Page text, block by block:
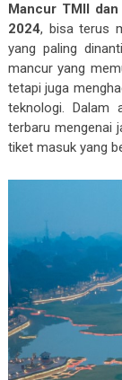
Mancur TMII
2024, bisa terus
yang paling
mancur yang
tetapi juga
teknologi. Dalam
terbaru mengenai
tiket masuk yang